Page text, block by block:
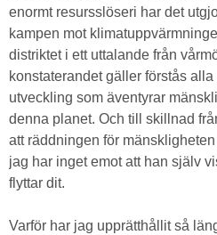
enormt resursslöseri har det
kampen mot
distriktet i ett uttalande från
konstaterandet gäller förstås
utveckling som äventyrar
denna planet. Och till skillnad
att räddningen för
jag har inget emot att han själv
flyttar dit.
Varför har jag upprätthållit så